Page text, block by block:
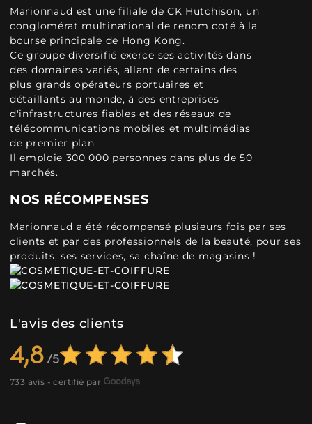
Marionnaud est une filiale de CK Hutchison, un
conglomérat multinational de renom coté à la
bourse principale de Hong Kong.
Ce groupe diversifié exerce ses activités dans
des domaines variés, allant de certains des
plus grands opérateurs portuaires et
détaillants au monde, à des entreprises
d'infrastructures fiables et des réseaux de
télécommunications mobiles et multimédias
de premier plan.
Il emploie 300 000 personnes dans plus de 50
marchés.
NOS RÉCOMPENSES
Marionnaud a été récompensé plusieurs fois par ses
clients et par des professionnels de la beauté, pour ses
produits, ses services, sa chaîne de magasins !
L'avis des clients
4,8
733 avis - certifié par